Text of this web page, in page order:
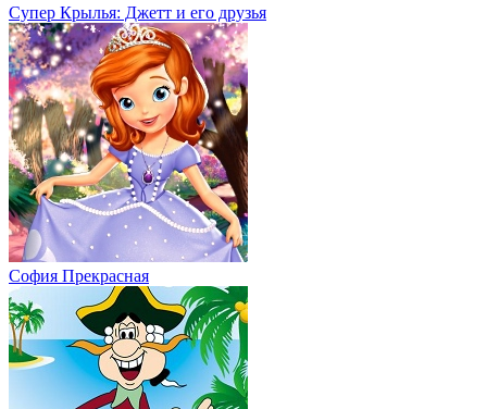
Супер Крылья: Джетт и его друзья
София Прекрасная